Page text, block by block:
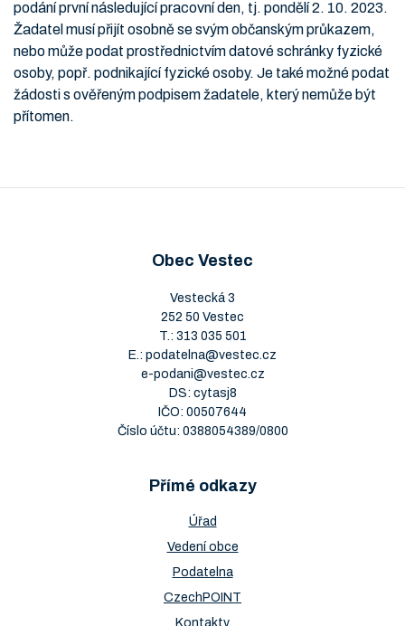
podání první následující pracovní den, tj. pondělí 2. 10. 2023.
Žadatel musí přijít osobně se svým občanským průkazem,
nebo může podat prostřednictvím datové schránky fyzické
osoby, popř. podnikající fyzické osoby. Je také možné podat
žádosti s ověřeným podpisem žadatele, který nemůže být
přítomen.
Obec Vestec
Vestecká 3
252 50 Vestec
T.: 313 035 501
E.: podatelna@vestec.cz
e-podani@vestec.cz
DS: cytasj8
IČO: 00507644
Číslo účtu: 0388054389/0800
Přímé odkazy
Úřad
Vedení obce
Podatelna
CzechPOINT
Kontakty